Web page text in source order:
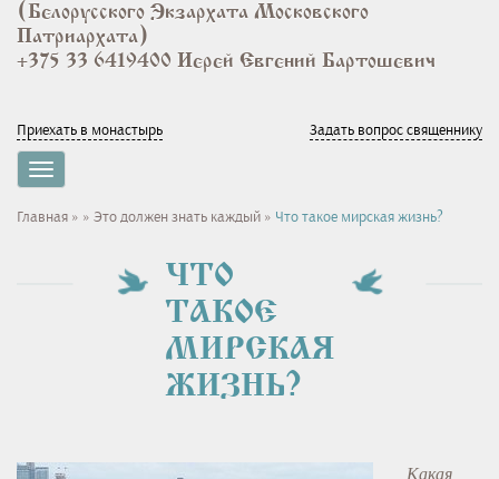
(Белорусского Экзархата Московского
Патриархата)
+375 33 6419400 Иерей Евгений Бартошевич
Приехать в монастырь Задать вопрос священнику
Toggle
navigation
Вы
Главная » » Это должен знать каждый » Что такое мирская жизнь?
ЧТО
ТАКОЕ
МИРСКАЯ
ЖИЗНЬ?
Какая